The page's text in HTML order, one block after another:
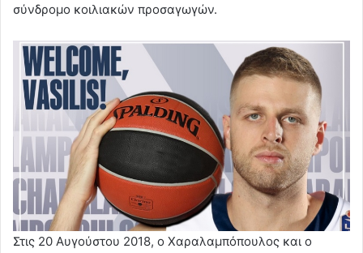
σύνδρομο κοιλιακών προσαγωγών.
Στις 20 Αυγούστου 2018, ο Χαραλαμπόπουλος και ο